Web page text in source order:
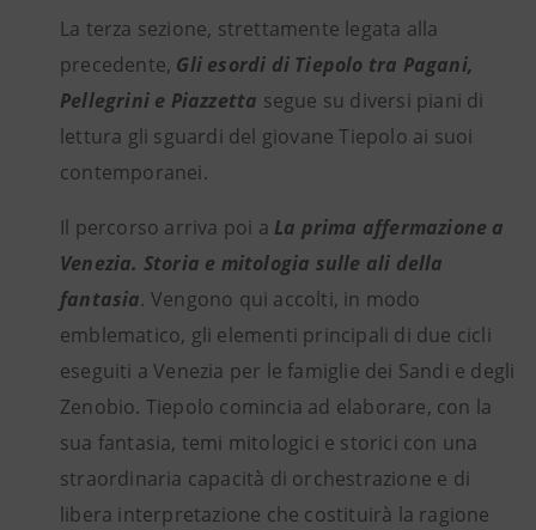
La terza sezione, strettamente legata alla
precedente, Gli esordi di Tiepolo tra Pagani,
Pellegrini e Piazzetta segue su diversi piani di
lettura gli sguardi del giovane Tiepolo ai suoi
contemporanei.
Il percorso arriva poi a La prima affermazione a
Venezia. Storia e mitologia sulle ali della
fantasia.Vengono qui accolti, in modo
emblematico, gli elementi principali di due cicli
eseguiti a Venezia per le famiglie dei Sandi e degli
Zenobio. Tiepolo comincia ad elaborare, con la
sua fantasia, temi mitologici e storici con una
straordinaria capacità di orchestrazione e di
libera interpretazione che costituirà la ragione